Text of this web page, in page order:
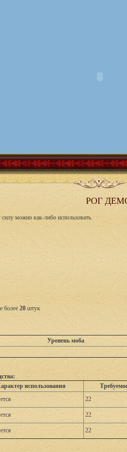
РОГ
можно как-либо использовать.
более 20 штук
Уровень моба
использования
22
22
22